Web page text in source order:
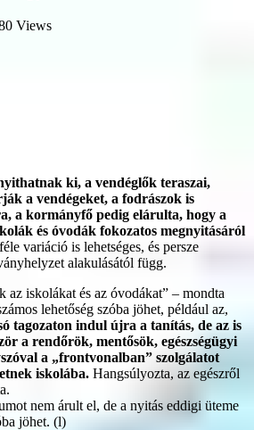
Views
ki, a vendéglők teraszai,
a vendégeket, a fodrászok is
a kormányfő pedig elárulta, hogy a
és óvodák fokozatos megnyitásáról
variáció is lehetséges, és persze
alakulásától függ.
az iskolákat és az óvodákat” – mondta
lehetőség szóba jöhet, például az,
tagozaton indul újra a tanítás, de az is
a rendőrök, mentősök, egészségügyi
a „frontvonalban” szolgálatot
iskolába. Hangsúlyozta, az egészről
nem árult el, de a nyitás eddigi üteme
jöhet. (l)